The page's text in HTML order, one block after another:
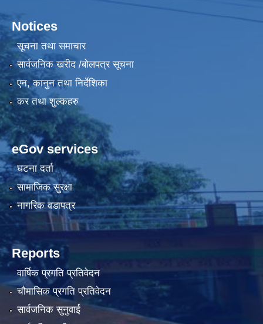
Notices
सूचना तथा समाचार
सार्वजनिक खरीद /बोलपत्र सूचना
एन, कानुन तथा निर्देशिका
कर तथा शुल्कहरु
eGov services
घटना दर्ता
सामाजिक सुरक्षा
नागरिक वडापत्र
Reports
वार्षिक प्रगति प्रतिवेदन
चौमासिक प्रगति प्रतिवेदन
सार्वजनिक सुनुवाई